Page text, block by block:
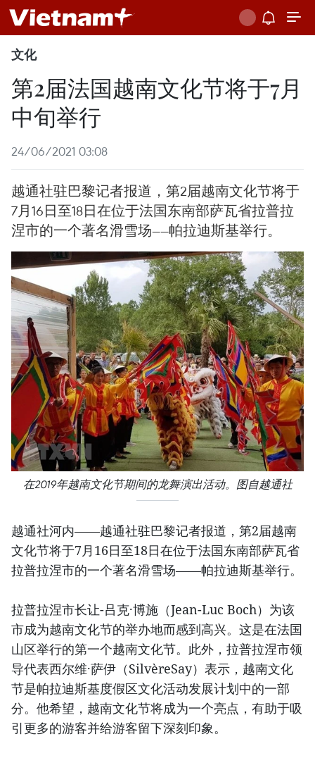
文化
第2届法国越南文化节将于7月
中旬举行
24/06/2021 03:08
越通社驻巴黎记者报道，第2届越南文化节将于
7月16日至18日在位于法国东南部萨瓦省拉普拉
涅市的一个著名滑雪场——帕拉迪斯基举行。
在2019年越南文化节期间的龙舞演出活动。图自越通社
越通社河内——越通社驻巴黎记者报道，第2届越南
文化节将于7月16日至18日在位于法国东南部萨瓦省
拉普拉涅市的一个著名滑雪场——帕拉迪斯基举行。
拉普拉涅市长让-吕克·博施（Jean-Luc Boch）为该
市成为越南文化节的举办地而感到高兴。这是在法国
山区举行的第一个越南文化节。此外，拉普拉涅市领
导代表西尔维·萨伊（SilvèreSay）表示，越南文化
节是帕拉迪斯基度假区文化活动发展计划中的一部
分。他希望，越南文化节将成为一个亮点，有助于吸
引更多的游客并给游客留下深刻印象。